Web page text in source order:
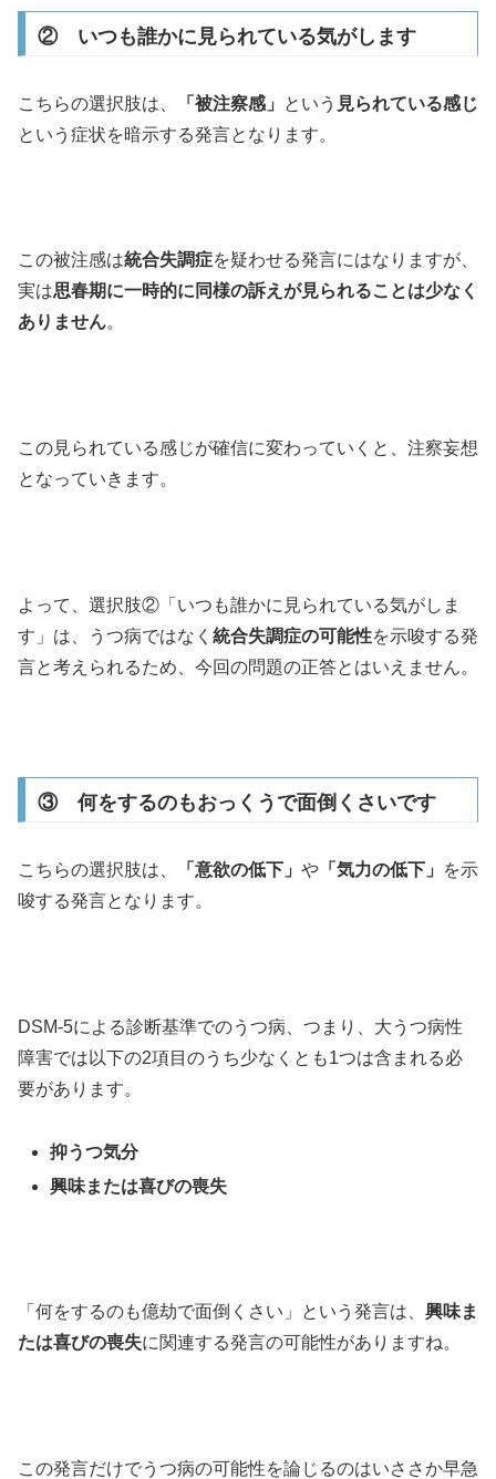
② いつも誰かに見られている気がします
こちらの選択肢は、 「被注察感」 という 見られている感じ
という症状を暗示する発言となります。
この被注感は統合失調症を疑わせる発言にはなりますが、
実は思春期に一時的に同様の訴えが見られることは少なく
ありません。
この見られている感じが確信に変わっていくと、注察妄想
となっていきます。
よって、選択肢②「いつも誰かに見られている気がしま
す」は、うつ病ではなく 統合失調症の可能性を示唆する発
言と考えられるため、今回の問題の正答とはいえません。
③ 何をするのもおっくうで面倒くさいです
こちらの選択肢は、 「意欲の低下」 や 「気力の低下」
を示
唆する発言となります。
DSM-5による診断基準でのうつ病、つまり、大うつ病性
障害では以下の2項目のうち少なくとも1つは含まれる必
要があります。
抑うつ気分
興味または喜びの喪失
「何をするのも億劫で面倒くさい」という発言は、 興味ま
たは喜びの喪失に関連する発言の可能性がありますね。
この発言だけでうつ病の可能性を論じるのはいささか早急